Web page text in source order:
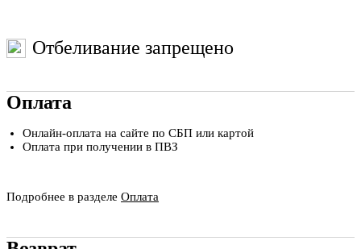
Отбеливание запрещено
Оплата
Онлайн-оплата на сайте по СБП или картой
Оплата при получении в ПВЗ
Подробнее в разделе Оплата